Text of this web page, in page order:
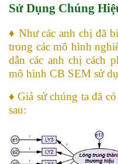
Sử Dụng Chúng
♦ Như các anh chị đã
trong các mô hình
dẫn các anh chị cách
mô hình CB SEM sử
♦ Giả sử chúng ta đã
sau: